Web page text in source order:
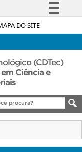
DO SITE
à informação
Legislação
Canais
(CDTec)
Ciência e